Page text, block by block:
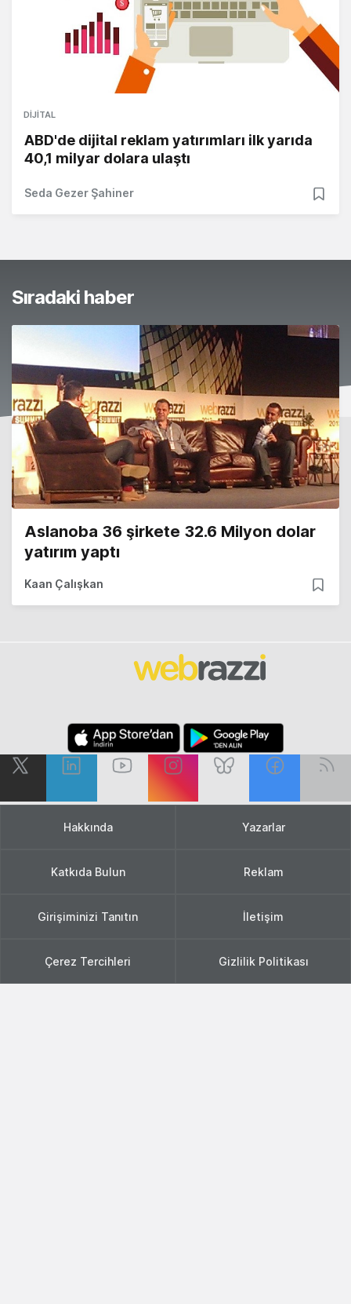
DIJITAL
ABD'de dijital reklam yatırımları ilk yarıda
40,1 milyar dolara ulaştı
Seda Gezer Şahiner
Sıradaki haber
Aslanoba 36 şirkete 32.6 Milyon dolar
yatırım yaptı
Kaan Çalışkan
Hakkında Yazarlar
Katkıda Bulun Reklam
Girişiminizi Tanıtın İletişim
Çerez Tercihleri Gizlilik Politikası